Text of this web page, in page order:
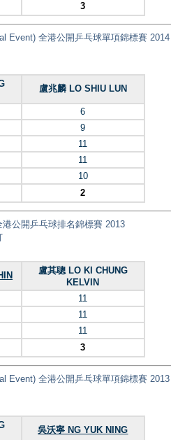
3
Event) 全港公開乒乓球單項錦標賽 2014
盧兆麟 LO SHIU LUN
6
9
11
11
10
2
公開乒乓球排名錦標賽 2013
盧其聰 LO KI CHUNG
KELVIN
11
11
11
3
Event) 全港公開乒乓球單項錦標賽 2013
吳沃寧 NG YUK NING